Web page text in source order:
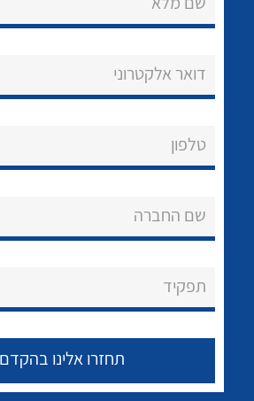
דואר אלקטרוני
טלפון
שם החברה
תפקיד